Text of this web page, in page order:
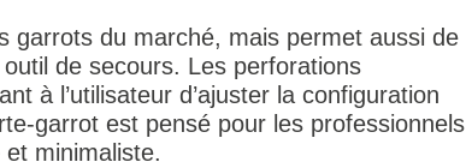
garrots du marché, mais permet aussi de
de secours. Les perforations
à l’utilisateur d’ajuster la configuration
garrot est pensé pour les professionnels
minimaliste.